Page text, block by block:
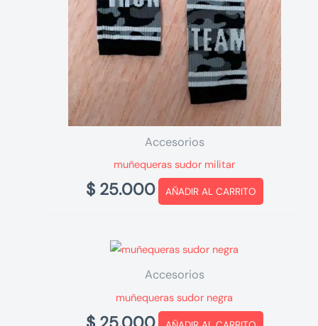
Accesorios
muñequeras sudor militar
$25.000 AÑADIR AL CARRITO
Accesorios
muñequeras sudor negra